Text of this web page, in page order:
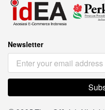
Newsletter
`